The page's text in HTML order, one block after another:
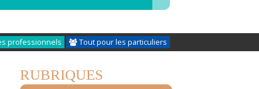
professionnels Tout pour les particuliers
RUBRIQUES